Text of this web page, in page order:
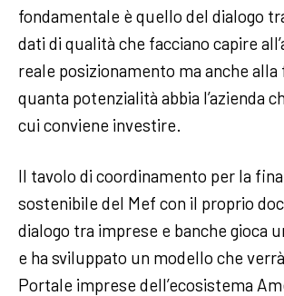
fondamentale è quello del dialogo
dati di qualità che facciano capire
reale posizionamento ma anche alla
quanta potenzialità abbia l’azienda
cui conviene investire.
Il tavolo di coordinamento per la
sostenibile del Mef con il proprio
dialogo tra imprese e banche gioca
e ha sviluppato un modello che
Portale imprese dell’ecosistema